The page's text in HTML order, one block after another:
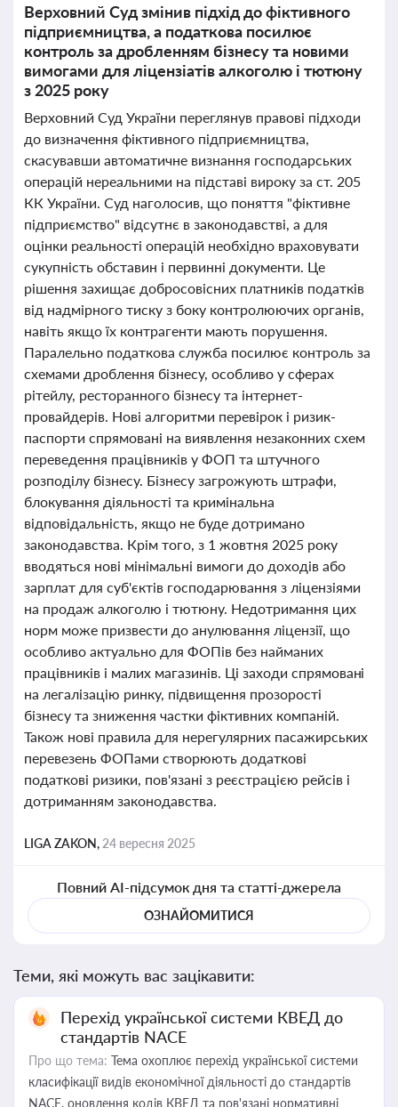
Верховний Суд змінив підхід до фіктивного
підприємництва, а податкова посилює
контроль за дробленням бізнесу та новими
вимогами для ліцензіатів алкоголю і тютюну
з 2025 року
Верховний Суд України переглянув правові підходи
до визначення фіктивного підприємництва,
скасувавши автоматичне визнання господарських
операцій нереальними на підставі вироку за ст. 205
КК України. Суд наголосив, що поняття "фіктивне
підприємство" відсутнє в законодавстві, а для
оцінки реальності операцій необхідно враховувати
сукупність обставин і первинні документи. Це
рішення захищає добросовісних платників податків
від надмірного тиску з боку контролюючих органів,
навіть якщо їх контрагенти мають порушення.
Паралельно податкова служба посилює контроль за
схемами дроблення бізнесу, особливо у сферах
рітейлу, ресторанного бізнесу та інтернет-
провайдерів. Нові алгоритми перевірок і ризик-
паспорти спрямовані на виявлення незаконних схем
переведення працівників у ФОП та штучного
розподілу бізнесу. Бізнесу загрожують штрафи,
блокування діяльності та кримінальна
відповідальність, якщо не буде дотримано
законодавства. Крім того, з 1 жовтня 2025 року
вводяться нові мінімальні вимоги до доходів або
зарплат для суб'єктів господарювання з ліцензіями
на продаж алкоголю і тютюну. Недотримання цих
норм може призвести до анулювання ліцензії, що
особливо актуально для ФОПів без найманих
працівників і малих магазинів. Ці заходи спрямовані
на легалізацію ринку, підвищення прозорості
бізнесу та зниження частки фіктивних компаній.
Також нові правила для нерегулярних пасажирських
перевезень ФОПами створюють додаткові
податкові ризики, пов'язані з реєстрацією рейсів і
дотриманням законодавства.
LIGA ZAKON, 24 вересня 2025
Повний AI-підсумок дня та статті-джерела
ОЗНАЙОМИТИСЯ
Теми, які можуть вас зацікавити:
Перехід української системи КВЕД до
стандартів NACE
Про що тема: Тема охоплює перехід української системи
класифікації видів економічної діяльності до стандартів
NACE, оновлення кодів КВЕД та пов'язані нормативні